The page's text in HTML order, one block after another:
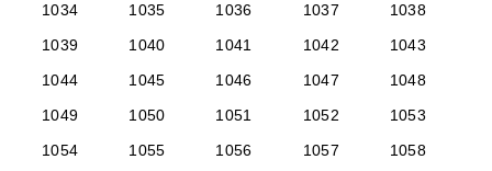
1034
1035 1036 1037
1038
1039
1040 1041 1042
1043
1044
1045 1046 1047
1048
1049
1050 1051 1052
1053
1054
1055 1056 1057
1058